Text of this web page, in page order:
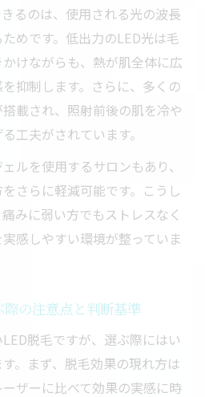
るのは、使用される光の波長
めです。低出力のLED光は毛
けながらも、熱が肌全体に広
抑制します。さらに、多くの
載され、照射前後の肌を冷や
工夫がされています。
ルを使用するサロンもあり、
さらに軽減可能です。こうし
みに弱い方でもストレスなく
感しやすい環境が整っていま
際の注意点と判断基準
脱毛ですが、選ぶ際にはい
。まず、脱毛効果の現れ方は
ザーに比べて効果の実感に時